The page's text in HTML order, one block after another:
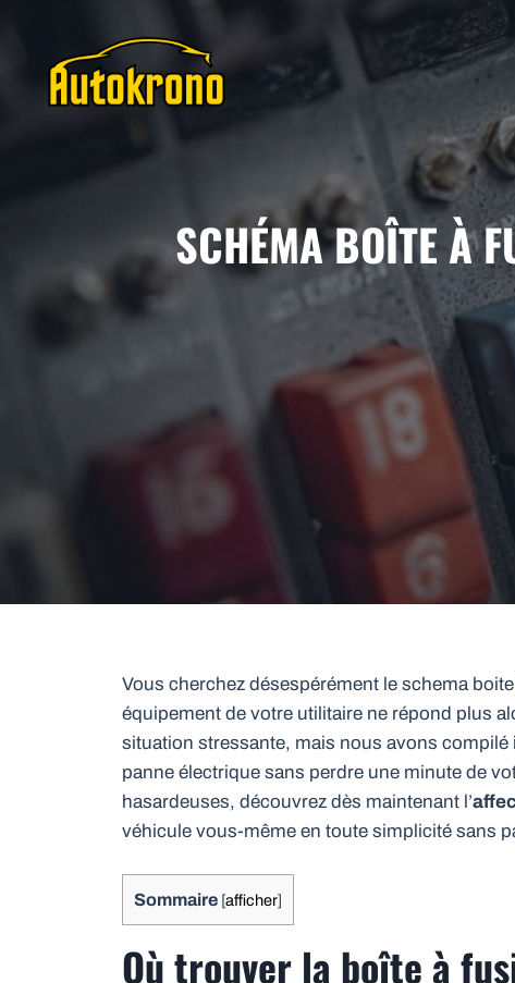
contenu
SCHÉMA BOÎTE À
Vous cherchez désespérément le schema
équipement de votre utilitaire ne répond plus
situation stressante, mais nous avons
panne électrique sans perdre une minute de
hasardeuses, découvrez dès maintenant l’
véhicule vous-même en toute simplicité sans
Sommaire [afficher]
Où trouver la boîte à